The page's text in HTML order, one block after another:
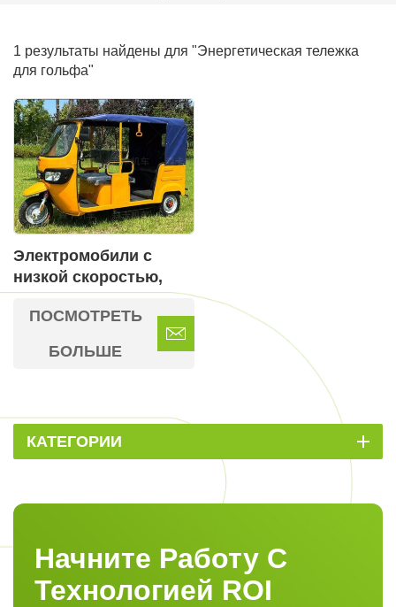
1 результаты найдены для "Энергетическая тележка
для гольфа"
Электромобили с
низкой скоростью,
разрешенные для
движения по дорогам
общего пользования
ПОСМОТРЕТЬ
БОЛЬШЕ
КАТЕГОРИИ
Начните Работу С
Технологией ROI